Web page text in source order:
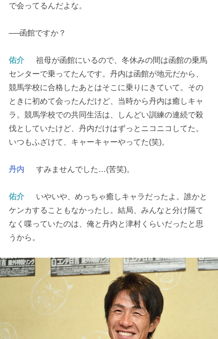
で会ってるんだよな。
──函館ですか？
佑介
祖母が函館にいるので、冬休みの間は函館の乗馬
センターで乗ってたんです。丹内は函館が地元だから、
競馬学校に合格したあとはそこに乗りにきていて。その
ときに初めて会ったんだけど、当時から丹内は癒しキャ
ラ。競馬学校での共同生活は、しんどい訓練の連続で殺
伐としていたけど、丹内だけはずっとニコニコしてた。
いつもふざけて、キャーキャーやってた(笑)。
丹内 すみませんでした…(苦笑)。
佑介
いやいや、めっちゃ癒しキャラだったよ。誰かと
ケンカすることもなかったし。結局、みんなと分け隔て
なく喋っていたのは、俺と丹内と津村くらいだったと思
うから。